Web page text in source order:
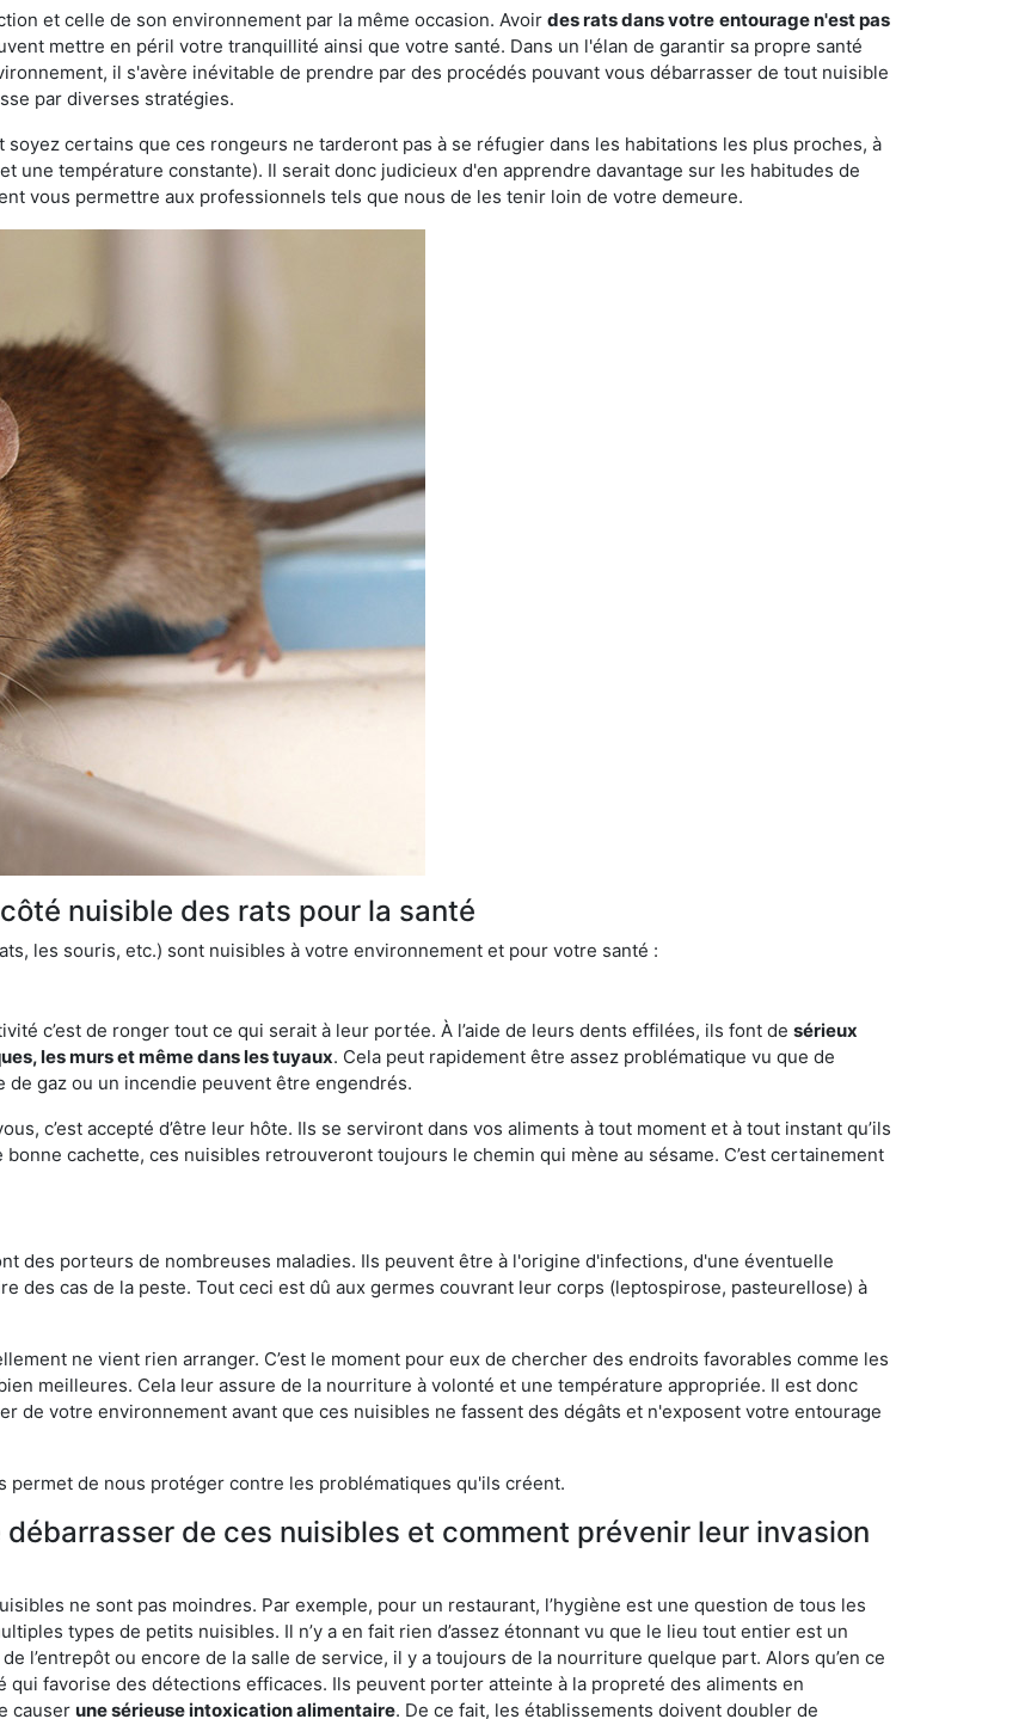
et celle de son environnement par la même occasion. Avoir des rats dans votre entourage n'est pas
mettre en péril votre tranquillité ainsi que votre santé. Dans un l'élan de garantir sa propre santé
il s'avère inévitable de prendre par des procédés pouvant vous débarrasser de tout nuisible
par diverses stratégies.
certains que ces rongeurs ne tarderont pas à se réfugier dans les habitations les plus proches, à
une température constante). Il serait donc judicieux d'en apprendre davantage sur les habitudes de
vous permettre aux professionnels tels que nous de les tenir loin de votre demeure.
nuisible des rats pour la santé
les souris, etc.) sont nuisibles à votre environnement et pour votre santé :
c’est de ronger tout ce qui serait à leur portée. À l’aide de leurs dents effilées, ils font de sérieux
les murs et même dans les tuyaux. Cela peut rapidement être assez problématique vu que de
gaz ou un incendie peuvent être engendrés.
c’est accepté d’être leur hôte. Ils se serviront dans vos aliments à tout moment et à tout instant qu’ils
cachette, ces nuisibles retrouveront toujours le chemin qui mène au sésame. C’est certainement
des porteurs de nombreuses maladies. Ils peuvent être à l'origine d'infections, d'une éventuelle
des cas de la peste. Tout ceci est dû aux germes couvrant leur corps (leptospirose, pasteurellose) à
ne vient rien arranger. C’est le moment pour eux de chercher des endroits favorables comme les
meilleures. Cela leur assure de la nourriture à volonté et une température appropriée. Il est donc
de votre environnement avant que ces nuisibles ne fassent des dégâts et n'exposent votre entourage
permet de nous protéger contre les problématiques qu'ils créent.
de ces nuisibles et comment prévenir leur invasion
ne sont pas moindres. Par exemple, pour un restaurant, l’hygiène est une question de tous les
types de petits nuisibles. Il n’y a en fait rien d’assez étonnant vu que le lieu tout entier est un
l’entrepôt ou encore de la salle de service, il y a toujours de la nourriture quelque part. Alors qu’en ce
favorise des détections efficaces. Ils peuvent porter atteinte à la propreté des aliments en
causer une sérieuse intoxication alimentaire. De ce fait, les établissements doivent doubler de